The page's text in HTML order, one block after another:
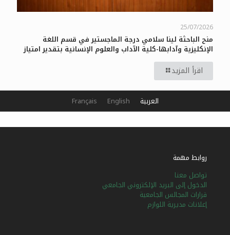
25/07/2026
منح الباحثة لينا سلامي درجة الماجستير في قسم اللغة
الإنكليزية وآدابها-كلية الآداب والعلوم الإنسانية بتقدير امتياز
اقرأ المزيد
روابط مهمة
تواصل معنا
الدخول إلى البريد الإلكتروني الجامعي
قرارات المجالس الجامعية
إعلانات مديرية اللوازم
العربية English
Français